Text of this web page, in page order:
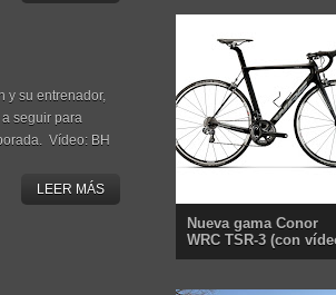
y su entrenador,
seguir para
Vídeo: BH
LEER MÁS
Nueva gama Conor
WRC TSR-3 (con